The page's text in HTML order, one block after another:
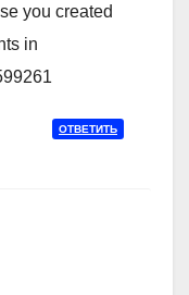
you created
in
ОТВЕТИТЬ